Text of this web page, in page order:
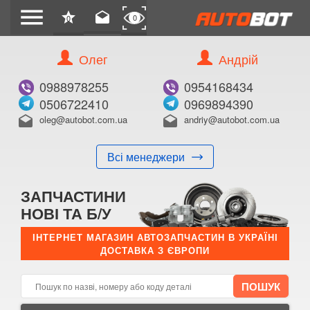
menu star
0 drafts 0
Олег
0988978255
0506722410
drafts oleg@autobot.com.ua
Всі менеджери
Андрій
0954168434
0969894390
drafts andriy@autobot.com.ua
ЗАПЧАСТИНИ
НОВІ ТА Б/У
ІНТЕРНЕТ МАГАЗИН АВТОЗАПЧАСТИН В УКРАЇНІ
ДОСТАВКА З ЄВРОПИ
КУПИТИ
Оригінальний номер:
Примітка:
E-mail:
Телефон: